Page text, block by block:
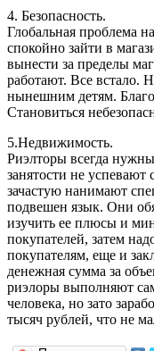
4. Безопасность.
Глобальная проблема
спокойно зайти в
вынести за пределы
работают. Все встало.
нынешним детям.
Становиться
5.Недвижимость.
Риэлторы всегда
занятости не
зачастую нанимают
подвешен язык. Они
изучить ее плюсы и
покупателей, затем
покупателям, еще и
денежная сумма за
риэлоры выполняют
человека, но зато
тысяч рублей, что не